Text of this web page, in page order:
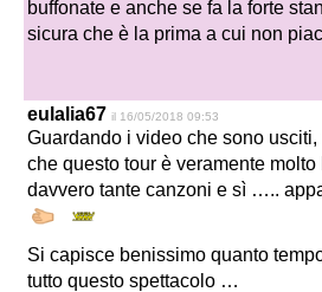
buffonate e anche se fa la forte
sicura che è la prima a cui non
eulalia67 il 16/05/2018 09:53
Guardando i video che sono usciti,
che questo tour è veramente
davvero tante canzoni e sì …..
Si capisce benissimo quanto
tutto questo spettacolo …